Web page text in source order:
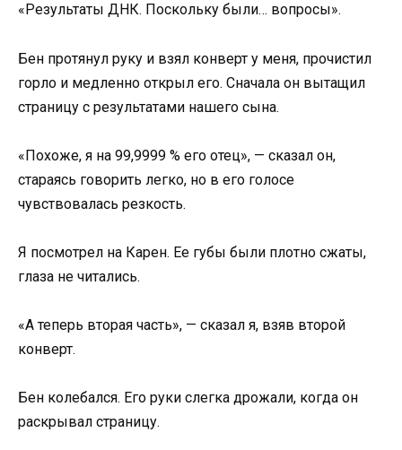
«Результаты ДНК. Поскольку были… вопросы».
Бен протянул руку и взял конверт у меня, прочистил
горло и медленно открыл его. Сначала он вытащил
страницу с результатами нашего сына.
«Похоже, я на 99,9999 % его отец», — сказал он,
стараясь говорить легко, но в его голосе
чувствовалась резкость.
Я посмотрел на Карен. Ее губы были плотно сжаты,
глаза не читались.
«А теперь вторая часть», — сказал я, взяв второй
конверт.
Бен колебался. Его руки слегка дрожали, когда он
раскрывал страницу.